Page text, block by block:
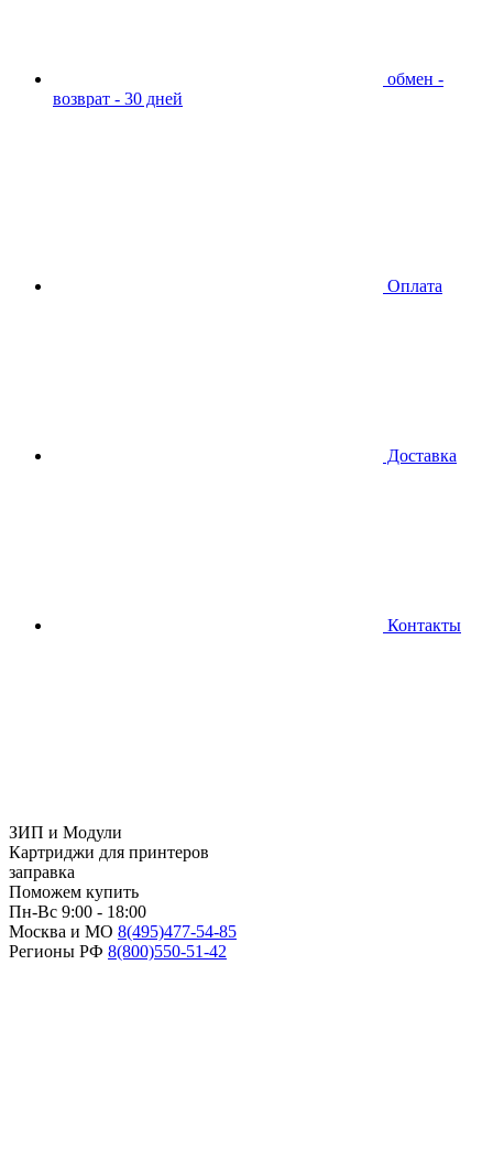
обмен -
возврат - 30 дней
Оплата
Доставка
Контакты
ЗИП и Модули
Картриджи для принтеров
заправка
Поможем купить
Пн-Вс 9:00 - 18:00
Москва и МО 8(495)477-54-85
Регионы РФ 8(800)550-51-42